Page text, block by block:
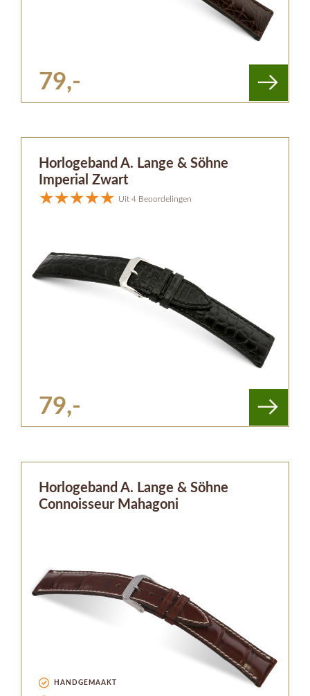
79,-
Horlogeband A. Lange & Söhne
Imperial Zwart
Uit 4 Beoordelingen
79,-
Horlogeband A. Lange & Söhne
Connoisseur Mahagoni
HANDGEMAAKT